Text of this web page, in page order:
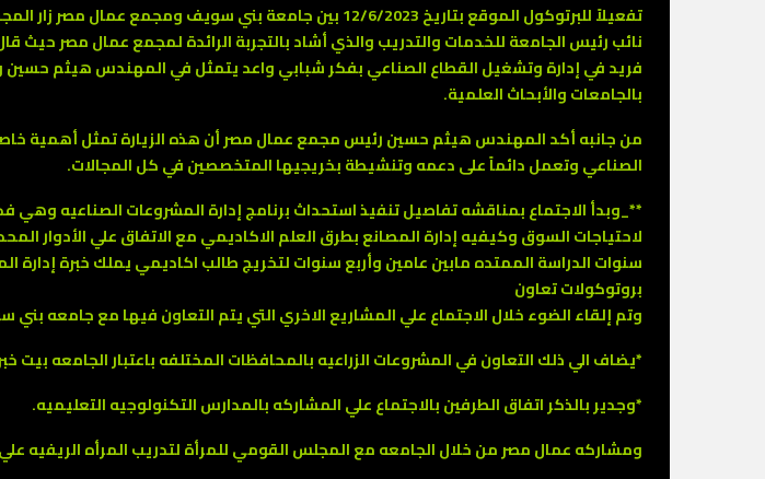
تفعيلاً للبرتوكول الموقع بتاريخ 12/6/2023 بين جامعة بني
نائب رئيس الجامعة للخدمات والتدريب والذي أشاد بالتجربة الرائدة لمجمع عمال مصر
فريد في إدارة وتشغيل القطاع الصناعي بفكر شبابي واعد يتمثل في المهندس هيثم حسين
بالجامعات والأبحاث العلمية.
من جانبه أكد المهندس هيثم حسين رئيس مجمع عمال مصر أن هذه الزيارة تمثل أهمية
الصناعي وتعمل دائماً على دعمه وتنشيطة بخريجيها المتخصصين في كل المجالات.
**_وبدأ الاجتماع بمناقشه تفاصيل تنفيذ استحداث برنامج إدارة المشروعات الصناعيه
لاحتياجات السوق وكيفيه إدارة المصانع بطرق العلم الاكاديمي مع الاتفاق علي الأدوار
سنوات الدراسة الممتده مابين عامين وأربع سنوات لتخريج طالب اكاديمي يملك خبرة
بروتوكولات تعاون
وتم إلقاء الضوء خلال الاجتماع علي المشاريع الاخري التي يتم التعاون فيها مع جامعه بني
*يضاف الي ذلك التعاون في المشروعات الزراعيه بالمحافظات المختلفه باعتبار الجامعه بيت
*وجدير بالذكر اتفاق الطرفين بالاجتماع علي المشاركه بالمدارس التكنولوجيه التعليميه.
ومشاركه عمال مصر من خلال الجامعه مع المجلس القومي للمرأة لتدريب المرأه الريفيه